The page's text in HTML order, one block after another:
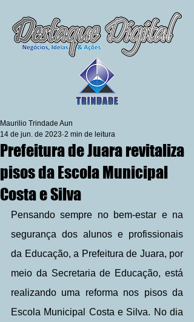
Prefeitura de Juara revitaliza
pisos da Escola Municipal
Costa e Silva
Maurilio Trindade Aun
14 de jun. de 2023 2 min de leitura
Pensando sempre no bem-estar e na
segurança dos alunos e profissionais
da Educação, a Prefeitura de Juara, por
meio da Secretaria de Educação, está
realizando uma reforma nos pisos da
Escola Municipal Costa e Silva. No dia